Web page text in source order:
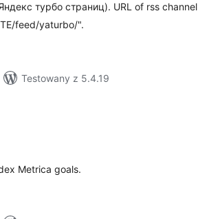
турбо страниц). URL of rss channel
feed/yaturbo/".
Testowany z 5.4.19
Metrica goals.